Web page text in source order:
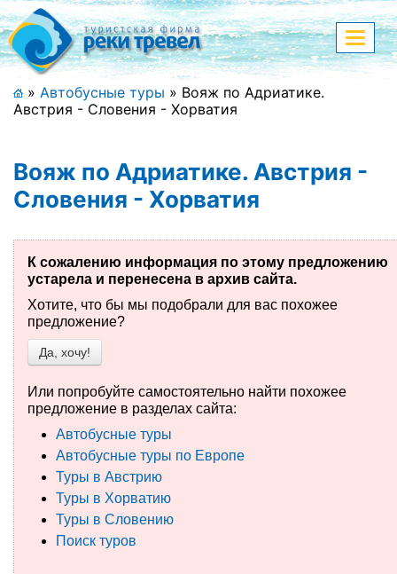
Меню
+7 (911) 182-44-68
Адрес офиса, контакты
Полная версия сайта
Главная
Спецпредложения
Праздничные туры
Страны и направления
Поиск тура
Туры по России
Автобусные туры
Круизы
Туры на пароме
меню
» Автобусные туры » Вояж по Адриатике.
Австрия - Словения - Хорватия
Вояж по Адриатике. Австрия -
Словения - Хорватия
К сожалению информация по этому предложению
устарела и перенесена в архив сайта.
Хотите, что бы мы подобрали для вас похожее
предложение?
Да, хочу!
Или попробуйте самостоятельно найти похожее
предложение в разделах сайта:
Автобусные туры
Автобусные туры по Европе
Туры в Австрию
Туры в Хорватию
Туры в Словению
Поиск туров